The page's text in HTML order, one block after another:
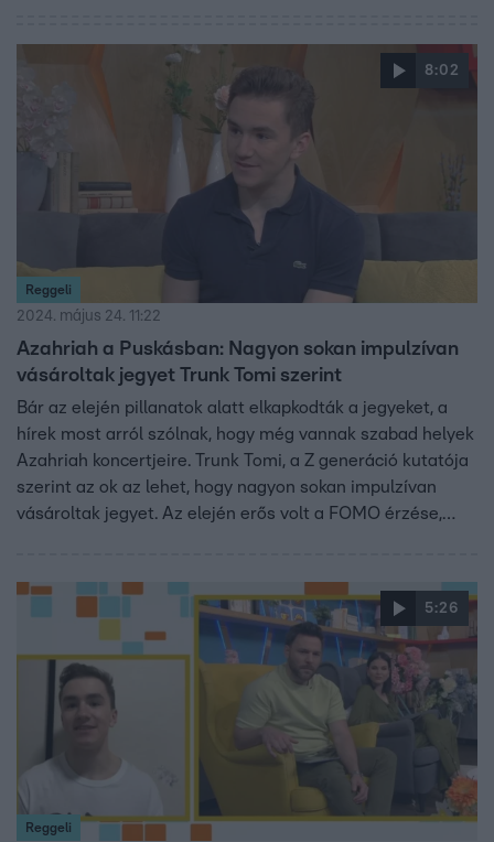
generáció kutató, a Sneakerness Budapest szervezője
segít eligazolni hamisítványok és a hatalmas árrések
8:02
Reggeli
2024. május 24. 11:22
Azahriah a Puskásban: Nagyon sokan impulzívan
vásároltak jegyet Trunk Tomi szerint
Bár az elején pillanatok alatt elkapkodták a jegyeket, a
hírek most arról szólnak, hogy még vannak szabad helyek
Azahriah koncertjeire. Trunk Tomi, a Z generáció kutatója
szerint az ok az lehet, hogy nagyon sokan impulzívan
vásároltak jegyet. Az elején erős volt a FOMO érzése,
koncertre.
5:26
Reggeli